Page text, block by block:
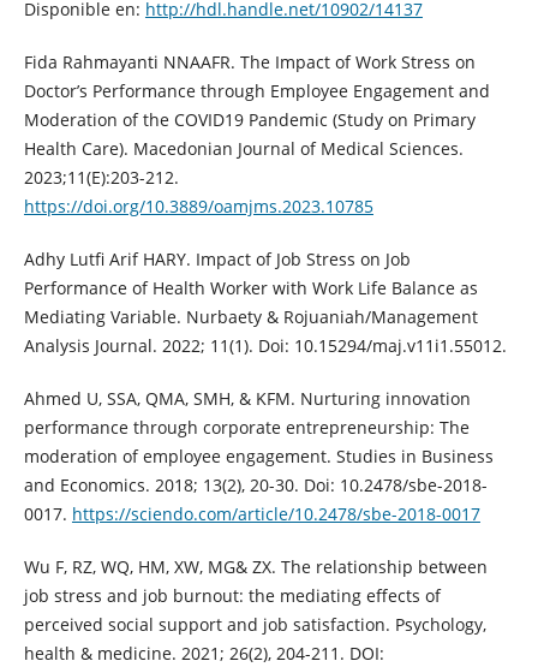
Disponible en: http://hdl.handle.net/10902/14137
Fida Rahmayanti NNAAFR. The Impact of Work Stress on
Doctor’s Performance through Employee Engagement and
Moderation of the COVID19 Pandemic (Study on Primary
Health Care). Macedonian Journal of Medical Sciences.
2023;11(E):203-212.
https://doi.org/10.3889/oamjms.2023.10785
Adhy Lutfi Arif HARY. Impact of Job Stress on Job
Performance of Health Worker with Work Life Balance as
Mediating Variable. Nurbaety & Rojuaniah/Management
Analysis Journal. 2022; 11(1). Doi: 10.15294/maj.v11i1.55012.
Ahmed U, SSA, QMA, SMH, & KFM. Nurturing innovation
performance through corporate entrepreneurship: The
moderation of employee engagement. Studies in Business
and Economics. 2018; 13(2), 20-30. Doi: 10.2478/sbe-2018-
0017. https://sciendo.com/article/10.2478/sbe-2018-0017
Wu F, RZ, WQ, HM, XW, MG& ZX. The relationship between
job stress and job burnout: the mediating effects of
perceived social support and job satisfaction. Psychology,
health & medicine. 2021; 26(2), 204-211. DOI: